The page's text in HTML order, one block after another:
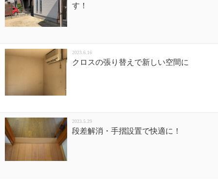
す！
クロスの張り替えで新しい空間に
2023.6.16
段差解消・手摺設置で快適に！
2023.5.29